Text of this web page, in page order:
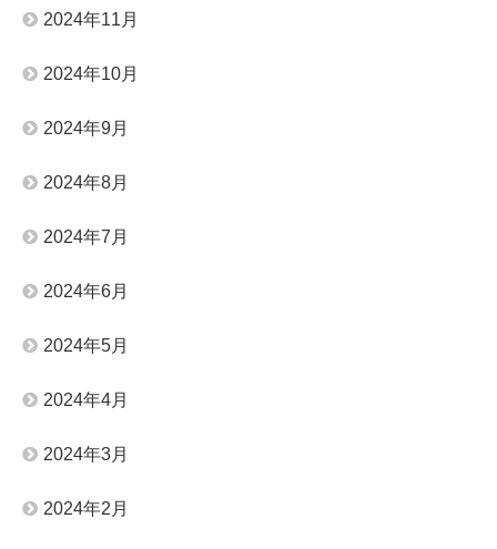
2024年11月
2024年10月
2024年9月
2024年8月
2024年7月
2024年6月
2024年5月
2024年4月
2024年3月
2024年2月